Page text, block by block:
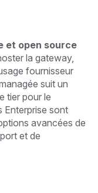
et open source
la gateway,
fournisseur
suit un
tier pour le
Enterprise sont
avancées de
et de